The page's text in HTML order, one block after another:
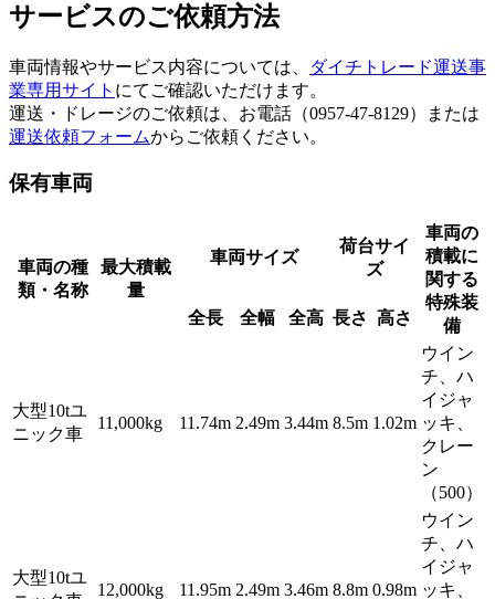
サービスのご依頼方法
車両情報やサービス内容については、
ダイチトレード運送事
業専用サイト にてご確認いただけます。
運送・ドレージのご依頼は、お電話（0957-47-8129）または
運送依頼フォームからご依頼ください。
保有車両
車両の種
類・名称
最大積載
量
車両サイズ
荷台サイ
ズ
車両の
積載に
関する
特殊装
備
全長 全幅 全高 長さ 高さ
大型10tユ
ニック車
11,000kg 11.74m 2.49m 3.44m 8.5m 1.02m
ウイン
チ、ハ
イジャ
ッキ、
クレー
ン
（500）
大型10tユ
12,000kg 11.95m 2.49m 3.46m 8.8m 0.98m
ウイン
チ、ハ
イジャ
ッキ、